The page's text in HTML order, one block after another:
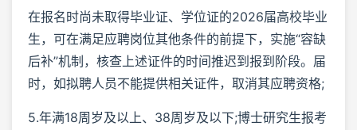
在报名时尚未取得毕业证、学位证的2026届高校毕业
生，可在满足应聘岗位其他条件的前提下，实施“容缺
后补”机制，核查上述证件的时间推迟到报到阶段。届
时，如拟聘人员不能提供相关证件，取消其应聘资格;
5.年满18周岁及以上、38周岁及以下;博士研究生报考